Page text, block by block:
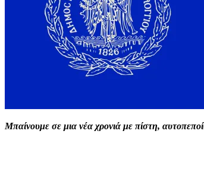
Μπαίνουμε σε μια νέα χρονιά με πίστη,